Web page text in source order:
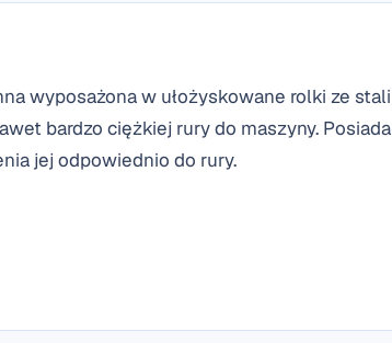
wyposażona w ułożyskowane rolki ze stali
bardzo ciężkiej rury do maszyny. Posiada
jej odpowiednio do rury.